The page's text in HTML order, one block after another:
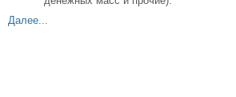
Далее...